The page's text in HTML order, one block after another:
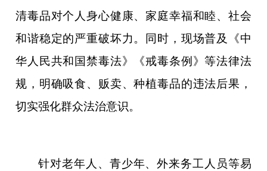
清毒品对个人身心健康、家庭幸福和睦、社会
和谐稳定的严重破坏力。同时，现场普及《中
华人民共和国禁毒法》《戒毒条例》等法律法
规，明确吸食、贩卖、种植毒品的违法后果，
切实强化群众法治意识。
针对老年人、青少年、外来务工人员等易